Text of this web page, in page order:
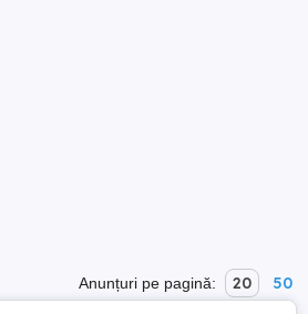
Anunțuri pe pagină: 20 50